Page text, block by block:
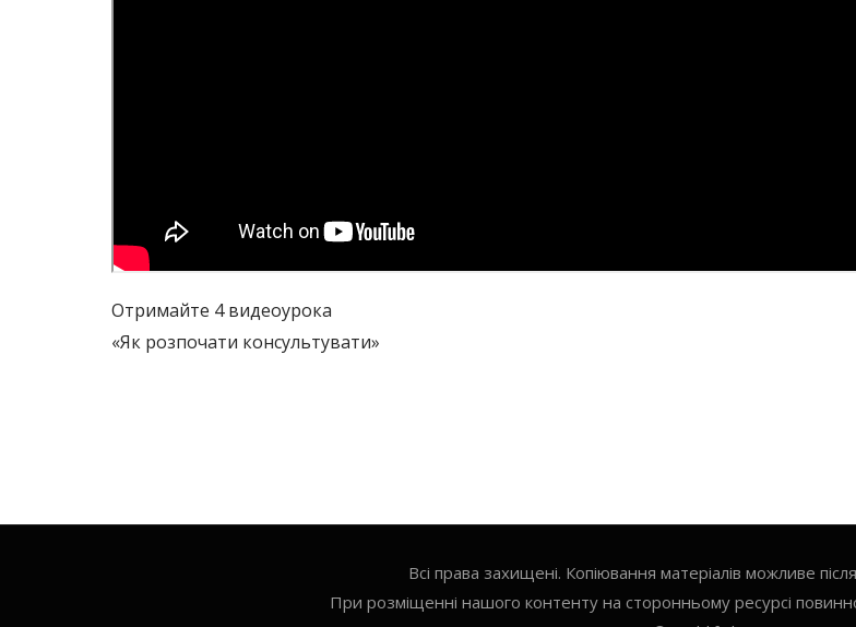
Отримайте 4 видеоурока
«Як розпочати консультувати»
Всі права захищені. Копіювання матеріалів можливе
При розміщенні нашого контенту на сторонньому ресурсі